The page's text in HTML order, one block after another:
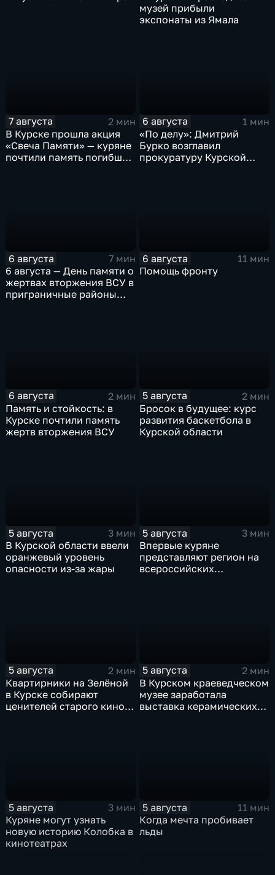
музей прибыли
экспонаты из Ямала
7 августа
2 мин
В Курске прошла акция
«Свеча Памяти» — куряне
почтили память погибших
6 августа
1 мин
«По делу»: Дмитрий
Бурко возглавил
прокуратуру Курской
6 августа
7 мин
6 августа — День памяти о
жертвах вторжения ВСУ в
приграничные районы
6 августа
11 мин
Помощь фронту
6 августа
2 мин
Память и стойкость: в
Курске почтили память
жертв вторжения ВСУ
5 августа
2 мин
Бросок в будущее: курс
развития баскетбола в
Курской области
5 августа
3 мин
В Курской области ввели
оранжевый уровень
опасности из-за жары
5 августа
3 мин
Впервые куряне
представляют регион на
всероссийских
5 августа
2 мин
Квартирники на Зелёной
в Курске собирают
ценителей старого кино
5 августа
2 мин
В Курском краеведческом
музее заработала
выставка керамических
5 августа
3 мин
Куряне могут узнать
новую историю Колобка в
кинотеатрах
5 августа
11 мин
Когда мечта пробивает
льды